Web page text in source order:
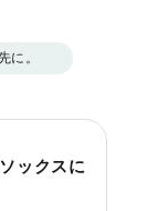
に。
ックスに